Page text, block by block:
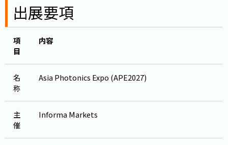
出展要項
項
目
内容
名
称
Asia Photonics Expo (APE2027)
主
催
Informa Markets